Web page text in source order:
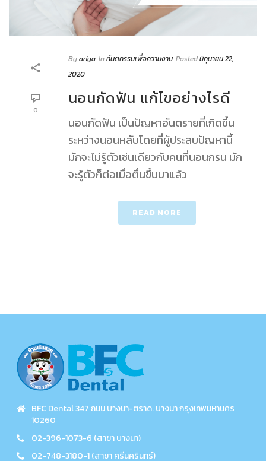
0
Byariya Inทันตกรรมเพื่อความงาม Postedมิถุนายน 22,
2020
นอนกัดฟัน แก้ไขอย่างไรดี
นอนกัดฟัน เป็นปัญหาอันตรายที่เกิดขึ้น
ระหว่างนอนหลับโดยที่ผู้ประสบปัญหานี้
มักจะไม่รู้ตัวเช่นเดียวกับคนที่นอนกรน มัก
จะรู้ตัวก็ต่อเมื่อตื่นขึ้นมาแล้ว
READ MORE
BFC Dental 347 ถนน บางนา-ตราด. บางนา กรุงเทพมหานคร
10260
02-396-1073-6 (สาขา บางนา)
02-748-3180-1 (สาขา ศรีนครินทร์)